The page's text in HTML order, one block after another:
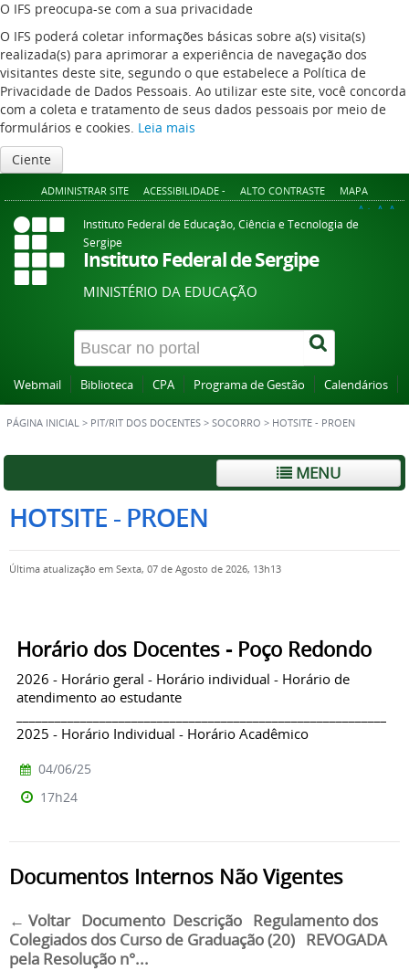
O IFS preocupa-se com a sua privacidade
O IFS poderá coletar informações básicas sobre a(s) visita(s)
realizada(s) para aprimorar a experiência de navegação dos
visitantes deste site, segundo o que estabelece a Política de
Privacidade de Dados Pessoais. Ao utilizar este site, você concorda
com a coleta e tratamento de seus dados pessoais por meio de
formulários e cookies. Leia mais
Ciente
ADMINISTRAR SITE ACESSIBILIDADE - ALTO CONTRASTE MAPA
A+ A A-
Instituto Federal de Educação, Ciência e Tecnologia de
Sergipe
Instituto Federal de Sergipe
MINISTÉRIO DA EDUCAÇÃO
Webmail Biblioteca CPA Programa de Gestão Calendários
PÁGINA INICIAL > PIT/RIT DOS DOCENTES > SOCORRO > HOTSITE - PROEN
MENU
HOTSITE - PROEN
Última atualização em Sexta, 07 de Agosto de 2026, 13h13
Horário dos Docentes - Poço Redondo
2026 - Horário geral - Horário individual - Horário de
atendimento ao estudante
2025 - Horário Individual - Horário Acadêmico
04/06/25
17h24
Documentos Internos Não Vigentes
← Voltar Documento Descrição Regulamento dos
Colegiados dos Curso de Graduação (20) REVOGADA
pela Resolução n°...